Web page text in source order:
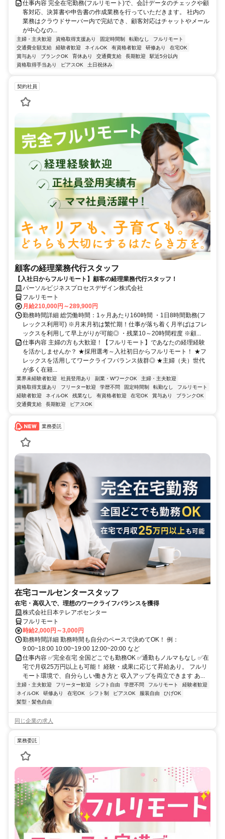
仕事内容 完全在宅勤務(フルリモート)で、会計データのチェックや顧
客対応、決算書や申告書の作成業務を行っていただきます。 社内の
業務はクラウドサーバー内で完結でき、顧客対応はチャットやメール
が中心なの...
主婦・主夫歓迎 資格取得支援あり 固定時間制 転勤なし
フルリモート
交通費全額支給
経験者歓迎 ネイルOK 有資格者歓迎 研修あり
在宅OK
賞与あり
ブランクOK 育休あり 交通費支給 長期歓迎
駅近5分以内
資格取得手当あり
ピアスOK 土日祝休み
契約社員
顧客の経理業務代行スタッフ
【入社日からフルリモート】顧客の経理業務代行スタッフ！
パーソルビジネスプロセスデザイン株式会社
フルリモート
月給210,000円～289,900円
勤務時間詳細 総労働時間：1ヶ月あたり160時間 ・1日8時間勤務(フ
レックス利用可) ※月末月初は繁忙期！仕事が落ち着く月半ばはフレ
ックスを利用して早上がりが可能◎ ・残業10～20時間程度 ※顧...
仕事内容 主婦の方も大歓迎！【フルリモート】であなたの経理経験
を活かしませんか？ ★採用選考～入社初日からフルリモート！ ★フ
レックスを活用してワークライフバランス抜群◎ ★主婦（夫）世代
が多く在籍...
業界未経験者歓迎 社員登用あり 副業・WワークOK
主婦・主夫歓迎
資格取得支援あり
フリーター歓迎 学歴不問 固定時間制 転勤なし
フルリモート
経験者歓迎
ネイルOK 残業なし 有資格者歓迎 在宅OK 賞与あり
ブランクOK
交通費支給
長期歓迎 ピアスOK
業務委託
在宅コールセンタースタッフ
在宅・高収入で、理想のワークライフバランスを獲得
株式会社日本テレアポセンター
フルリモート
時給2,000円～3,000円
勤務時間詳細 勤務時間も自分のペースで決めてOK！ 例：
9:00~18:00 10:00~19:00 12:00~20:00 など
仕事内容 ✅完全在宅 全国どこでも勤務OK ✅通勤もノルマもなし ✅在
宅で月収25万円以上も可能！ 経験・成果に応じて昇給あり。 フルリ
モート環境で、自分らしい働き方と 収入アップを両立できます あ...
主婦・主夫歓迎 フリーター歓迎 シフト自由 学歴不問 フルリモート
経験者歓迎
ネイルOK
研修あり 在宅OK シフト制 ピアスOK 服装自由
ひげOK
髪型・髪色自由
同じ企業の求人
業務委託